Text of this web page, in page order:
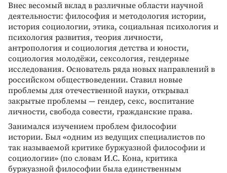
Внес весомый вклад в различные области научной
деятельности: философия и методология истории,
история социологии, этика, социальная психология и
психология развития, теория личности,
антропология и социология детства и юности,
социология молодёжи, сексология, гендерные
исследования. Основатель ряда новых направлений в
российском обществоведении. Ставил новые
проблемы для отечественной науки, открывал
закрытые проблемы — гендер, секс, воспитание
личности, свобода совести, гражданские права.
Занимался изучением проблем философии
истории. Был «одним из ведущих специалистов по
так называемой критике буржуазной философии и
социологии» (по словам И.С. Кона, критика
буржуазной философии была единственным